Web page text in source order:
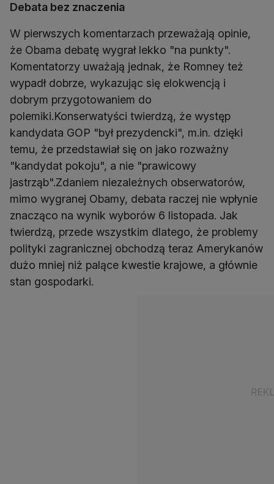
Debata bez znaczenia
W pierwszych komentarzach przeważają opinie,
że Obama debatę wygrał lekko "na punkty".
Komentatorzy uważają jednak, że Romney też
wypadł dobrze, wykazując się elokwencją i
dobrym przygotowaniem do
polemiki.Konserwatyści twierdzą, że występ
kandydata GOP "był prezydencki", m.in. dzięki
temu, że przedstawiał się on jako rozważny
"kandydat pokoju", a nie "prawicowy
jastrząb".Zdaniem niezależnych obserwatorów,
mimo wygranej Obamy, debata raczej nie wpłynie
znacząco na wynik wyborów 6 listopada. Jak
twierdzą, przede wszystkim dlatego, że problemy
polityki zagranicznej obchodzą teraz Amerykanów
dużo mniej niż palące kwestie krajowe, a głównie
stan gospodarki.